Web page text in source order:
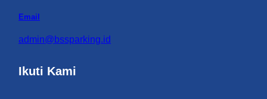
Email
admin@bssparking.id
Ikuti Kami